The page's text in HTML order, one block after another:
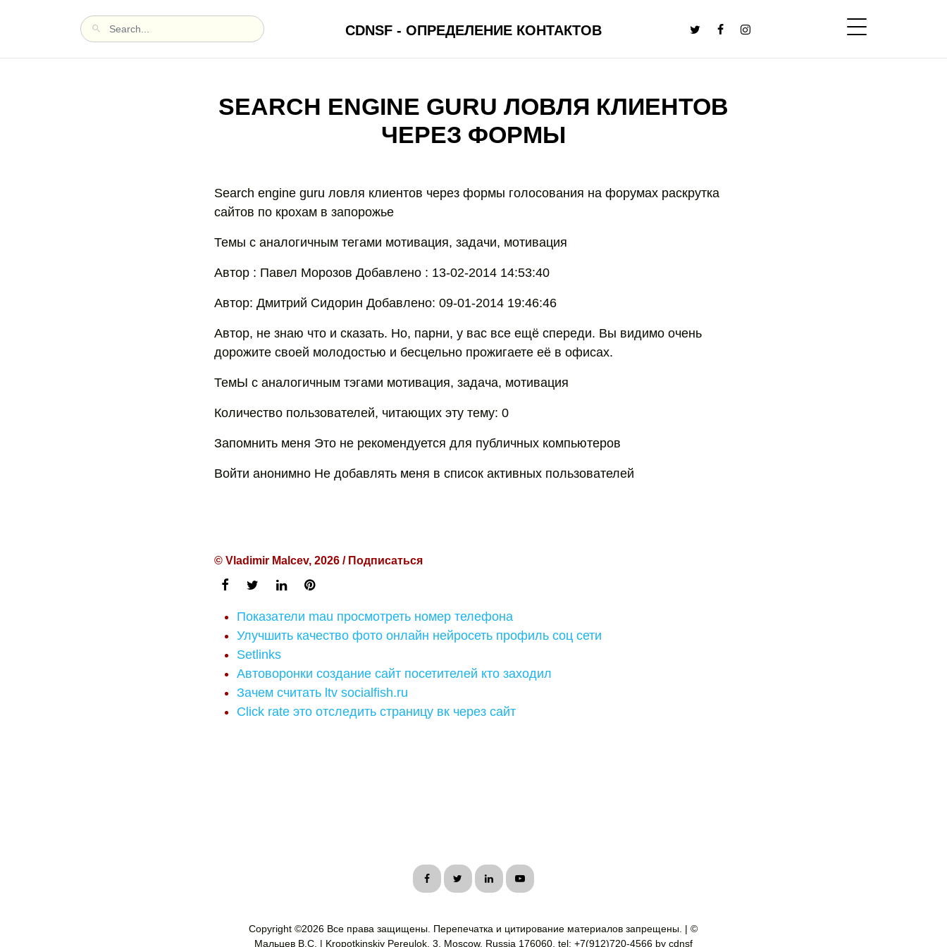
CDNSF - ОПРЕДЕЛЕНИЕ КОНТАКТОВ
SEARCH ENGINE GURU ЛОВЛЯ КЛИЕНТОВ
ЧЕРЕЗ ФОРМЫ
Search engine guru ловля клиентов через формы голосования на форумах раскрутка
сайтов по крохам в запорожье
Темы с аналогичным тегами мотивация, задачи, мотивация
Автор : Павел Морозов Добавлено : 13-02-2014 14:53:40
Автор: Дмитрий Сидорин Добавлено: 09-01-2014 19:46:46
Автор, не знаю что и сказать. Но, парни, у вас все ещё спереди. Вы видимо очень
дорожите своей молодостью и бесцельно прожигаете её в офисах.
ТемЫ с аналогичным тэгами мотивация, задача, мотивация
Количество пользователей, читающих эту тему: 0
Запомнить меня Это не рекомендуется для публичных компьютеров
Войти анонимно Не добавлять меня в список активных пользователей
© Vladimir Malcev, 2026 / Подписаться
Показатели mau просмотреть номер телефона
Улучшить качество фото онлайн нейросеть профиль соц сети
Setlinks
Автоворонки создание сайт посетителей кто заходил
Зачем считать ltv socialfish.ru
Click rate это отследить страницу вк через сайт
Copyright ©2026 Все права защищены. Перепечатка и цитирование материалов запрещены. | ©
Мальцев В.С. | Kropotkinskiy Pereulok, 3, Moscow, Russia 176060, tel: +7(912)720-4566 by cdnsf